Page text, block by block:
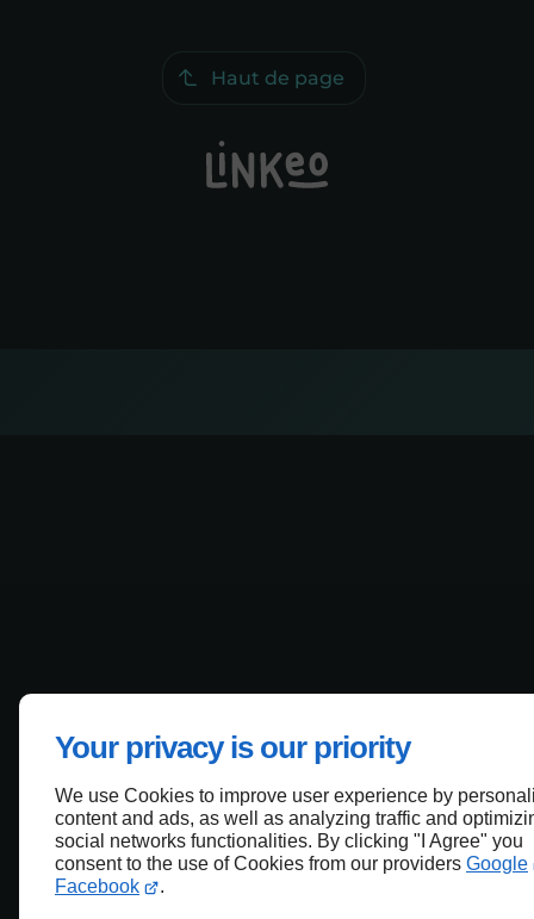
Your privacy is our priority
We use Cookies to improve user experience by
content and ads, as well as analyzing traffic and
social networks functionalities. By clicking "I Agree" you
consent to the use of Cookies from our providers Google
Facebook
.
Haut de page